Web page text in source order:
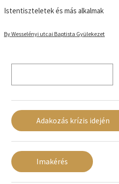
Istentiszteletek és más alkalmak
By Wesselényi utcai Baptista Gyülekezet
Adakozás krízis idején
Imakérés